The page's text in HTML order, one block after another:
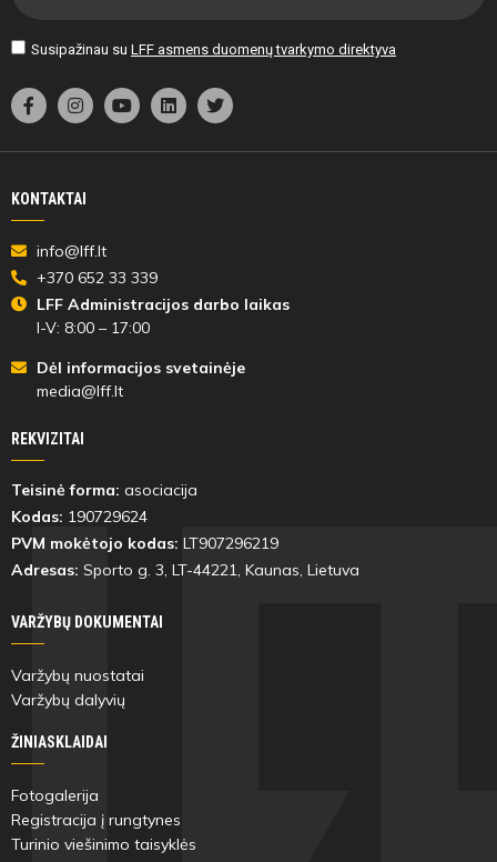
Susipažinau su LFF asmens duomenų tvarkymo direktyva
KONTAKTAI
info@lff.lt
+370 652 33 339
LFF Administracijos darbo laikas
I-V: 8:00 – 17:00
Dėl informacijos svetainėje
media@lff.lt
REKVIZITAI
Teisinė forma: asociacija
Kodas: 190729624
PVM mokėtojo kodas: LT907296219
Adresas: Sporto g. 3, LT-44221, Kaunas, Lietuva
VARŽYBŲ DOKUMENTAI
Varžybų nuostatai
Varžybų dalyvių
ŽINIASKLAIDAI
Fotogalerija
Registracija į rungtynes
Turinio viešinimo taisyklės